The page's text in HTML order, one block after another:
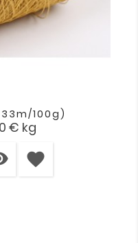
100g)
€ kg
favorite